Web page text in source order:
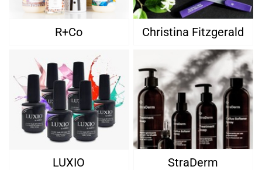
R+Co Christina Fitzgerald
LUXIO StraDerm